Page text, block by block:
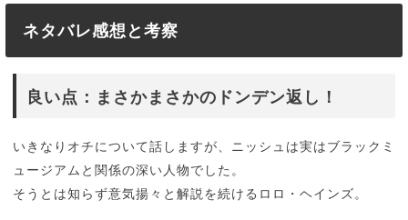
ネタバレ感想と考察
良い点：まさかまさかのドンデン返し！
いきなりオチについて話しますが、ニッシュは実はブラックミ
ュージアムと関係の深い人物でした。
そうとは知らず意気揚々と解説を続けるロロ・ヘインズ。